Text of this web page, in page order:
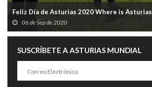
Feliz Día de Asturias 2020 Where is Asturias
06 de Sep de 2020
SUSCRÍBETE A ASTURIAS MUNDIAL